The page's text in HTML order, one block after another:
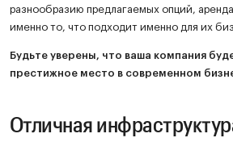
разнообразию предлагаемых опций,
именно то, что подходит именно для их
Будьте уверены, что ваша компания
престижное место в современном
Отличная